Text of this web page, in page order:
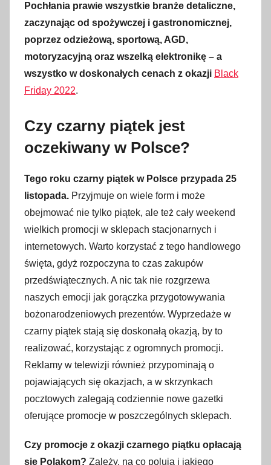
Pochłania prawie wszystkie branże detaliczne,
zaczynając od spożywczej i gastronomicznej,
poprzez odzieżową, sportową, AGD,
motoryzacyjną oraz wszelką elektronikę – a
wszystko w doskonałych cenach z okazji Black
Friday 2022.
Czy czarny piątek jest
oczekiwany w Polsce?
Tego roku czarny piątek w Polsce przypada 25
listopada. Przyjmuje on wiele form i może
obejmować nie tylko piątek, ale też cały weekend
wielkich promocji w sklepach stacjonarnych i
internetowych. Warto korzystać z tego handlowego
święta, gdyż rozpoczyna to czas zakupów
przedświątecznych. A nic tak nie rozgrzewa
naszych emocji jak gorączka przygotowywania
bożonarodzeniowych prezentów. Wyprzedaże w
czarny piątek stają się doskonałą okazją, by to
realizować, korzystając z ogromnych promocji.
Reklamy w telewizji również przypominają o
pojawiających się okazjach, a w skrzynkach
pocztowych zalegają codziennie nowe gazetki
oferujące promocje w poszczególnych sklepach.
Czy promocje z okazji czarnego piątku opłacają
się Polakom? Zależy, na co polują i jakiego